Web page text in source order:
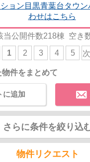
ョン目黒青葉台タウ
わせはこちら
当公開件数218棟 空き
1 2 3 4 5
件をまとめて
に追加
さらに条件を絞り込
物件リクエスト